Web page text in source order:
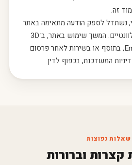
זה.
נשתדל לספק הודעה מתאימה באתר
או באמצעי תקשורת רלוונטיים. המשך שימוש באתר, ב־3D
Viewer, ב־AR, ב־Embed, בתוסף או בשירות לאחר פרסום
המעודכנת, בכפוף לדין.
שאלות נפוצות
וברורות